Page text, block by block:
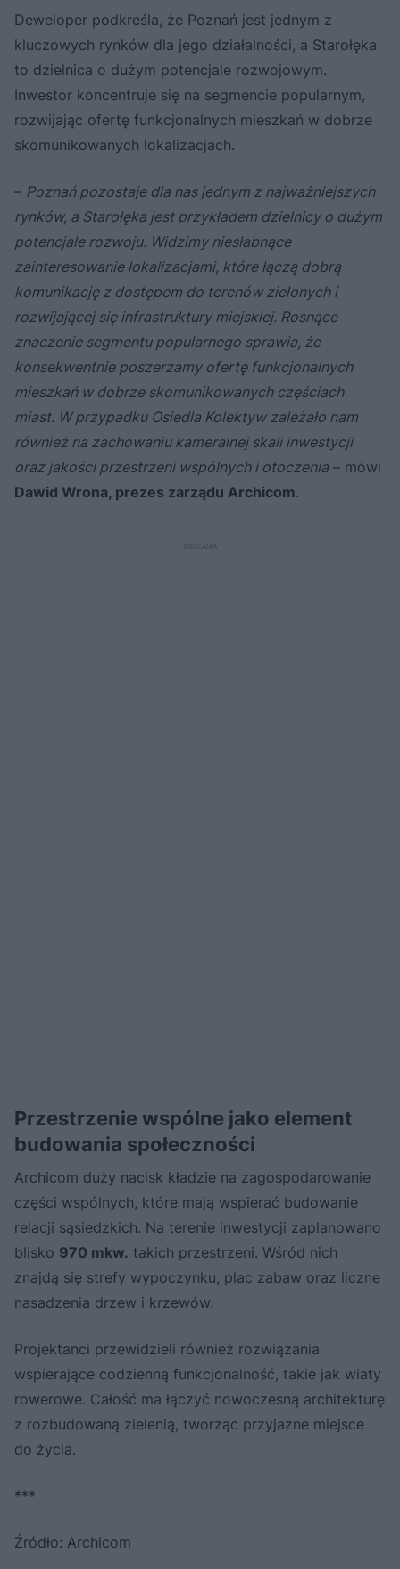
Deweloper podkreśla, że Poznań jest jednym z
kluczowych rynków dla jego działalności, a Starołęka
to dzielnica o dużym potencjale rozwojowym.
Inwestor koncentruje się na segmencie popularnym,
rozwijając ofertę funkcjonalnych mieszkań w dobrze
skomunikowanych lokalizacjach.
– Poznań pozostaje dla nas jednym z najważniejszych
rynków, a Starołęka jest przykładem dzielnicy o dużym
potencjale rozwoju. Widzimy niesłabnące
zainteresowanie lokalizacjami, które łączą dobrą
komunikację z dostępem do terenów zielonych i
rozwijającej się infrastruktury miejskiej. Rosnące
znaczenie segmentu popularnego sprawia, że
konsekwentnie poszerzamy ofertę funkcjonalnych
mieszkań w dobrze skomunikowanych częściach
miast. W przypadku Osiedla Kolektyw zależało nam
również na zachowaniu kameralnej skali inwestycji
oraz jakości przestrzeni wspólnych i otoczenia – mówi
Dawid Wrona, prezes zarządu Archicom.
Przestrzenie wspólne jako element
budowania społeczności
Archicom duży nacisk kładzie na zagospodarowanie
części wspólnych, które mają wspierać budowanie
relacji sąsiedzkich. Na terenie inwestycji zaplanowano
blisko 970 mkw. takich przestrzeni. Wśród nich
znajdą się strefy wypoczynku, plac zabaw oraz liczne
nasadzenia drzew i krzewów.
Projektanci przewidzieli również rozwiązania
wspierające codzienną funkcjonalność, takie jak wiaty
rowerowe. Całość ma łączyć nowoczesną architekturę
z rozbudowaną zielenią, tworząc przyjazne miejsce
do życia.
***
Źródło: Archicom